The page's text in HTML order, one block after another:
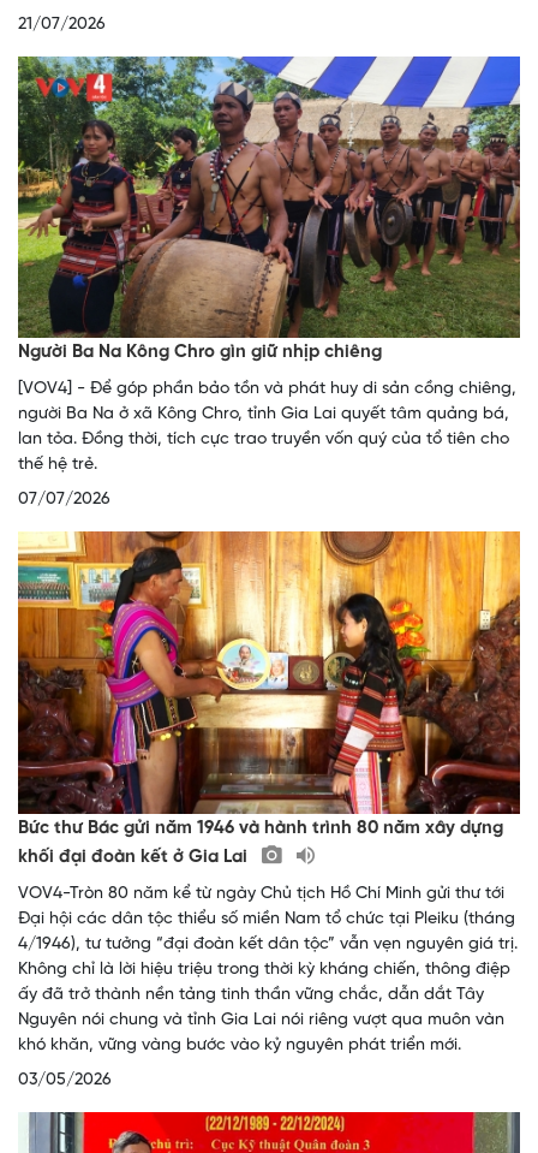
21/07/2026
Người Ba Na Kông Chro gìn giữ nhịp chiêng
[VOV4] - Để góp phần bảo tồn và phát huy di sản cồng chiêng,
người Ba Na ở xã Kông Chro, tỉnh Gia Lai quyết tâm quảng bá,
lan tỏa. Đồng thời, tích cực trao truyền vốn quý của tổ tiên cho
thế hệ trẻ.
07/07/2026
Bức thư Bác gửi năm 1946 và hành trình 80 năm xây dựng
khối đại đoàn kết ở Gia Lai
VOV4-Tròn 80 năm kể từ ngày Chủ tịch Hồ Chí Minh gửi thư tới
Đại hội các dân tộc thiểu số miền Nam tổ chức tại Pleiku (tháng
4/1946), tư tưởng “đại đoàn kết dân tộc” vẫn vẹn nguyên giá trị.
Không chỉ là lời hiệu triệu trong thời kỳ kháng chiến, thông điệp
ấy đã trở thành nền tảng tinh thần vững chắc, dẫn dắt Tây
Nguyên nói chung và tỉnh Gia Lai nói riêng vượt qua muôn vàn
khó khăn, vững vàng bước vào kỷ nguyên phát triển mới.
03/05/2026